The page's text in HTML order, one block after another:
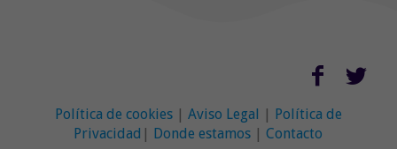
Política de cookies| Aviso Legal | Política de
Privacidad | Donde estamos |Contacto